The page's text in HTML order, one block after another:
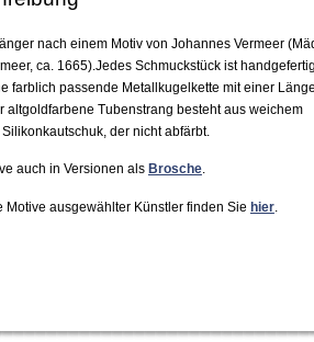
nach einem Motiv von Johannes Vermeer
ca. 1665).Jedes Schmuckstück ist
farblich passende Metallkugelkette mit einer
altgoldfarbene Tubenstrang besteht aus weichem
der nicht abfärbt.
auch in Versionen als Brosche.
Motive ausgewählter Künstler finden Sie hier.